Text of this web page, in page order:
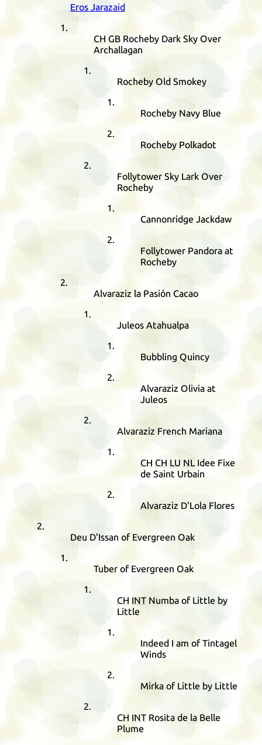
Eros Jarazaid
CH GB Rocheby Dark Sky Over
Archallagan
Rocheby Old Smokey
Rocheby Navy Blue
Rocheby Polkadot
Follytower Sky Lark Over
Rocheby
Cannonridge Jackdaw
Follytower Pandora at
Rocheby
Alvaraziz la Pasión Cacao
Juleos Atahualpa
Bubbling Quincy
Alvaraziz Olivia at
Juleos
Alvaraziz French Mariana
CH CH LU NL Idee Fixe
de Saint Urbain
Alvaraziz D'Lola Flores
Deu D'Issan of Evergreen Oak
Tuber of Evergreen Oak
CH INT Numba of Little by
Little
Indeed I am of Tintagel
Winds
Mirka of Little by Little
CH INT Rosita de la Belle
Plume